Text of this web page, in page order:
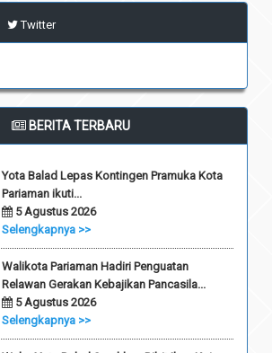
Twitter
BERITA TERBARU
Yota Balad Lepas Kontingen Pramuka Kota
Pariaman ikuti...
5 Agustus 2026
Selengkapnya >>
Walikota Pariaman Hadiri Penguatan
Relawan Gerakan Kebajikan Pancasila...
5 Agustus 2026
Selengkapnya >>